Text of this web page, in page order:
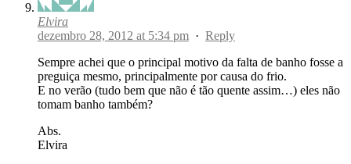
Elvira
dezembro 28, 2012 at 5:34 pm · Reply
Sempre achei que o principal motivo da falta de banho fosse a
preguiça mesmo, principalmente por causa do frio.
E no verão (tudo bem que não é tão quente assim…) eles não
tomam banho também?
Abs.
Elvira